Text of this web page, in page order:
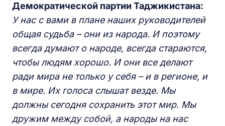
Демократической партии Таджикистана:
У нас с вами в плане наших руководителей
общая судьба – они из народа. И поэтому
всегда думают о народе, всегда стараются,
чтобы людям хорошо. И они все делают
ради мира не только у себя – и в регионе, и
в мире. Их голоса слышат везде. Мы
должны сегодня сохранить этот мир. Мы
дружим между собой, а народы на нас